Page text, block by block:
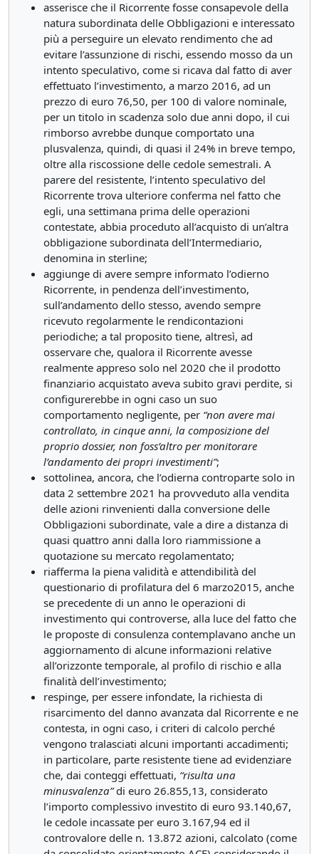
asserisce che il Ricorrente fosse consapevole della
natura subordinata delle Obbligazioni e interessato
più a perseguire un elevato rendimento che ad
evitare l’assunzione di rischi, essendo mosso da un
intento speculativo, come si ricava dal fatto di aver
effettuato l’investimento, a marzo 2016, ad un
prezzo di euro 76,50, per 100 di valore nominale,
per un titolo in scadenza solo due anni dopo, il cui
rimborso avrebbe dunque comportato una
plusvalenza, quindi, di quasi il 24% in breve tempo,
oltre alla riscossione delle cedole semestrali. A
parere del resistente, l’intento speculativo del
Ricorrente trova ulteriore conferma nel fatto che
egli, una settimana prima delle operazioni
contestate, abbia proceduto all’acquisto di un’altra
obbligazione subordinata dell’Intermediario,
denomina in sterline;
aggiunge di avere sempre informato l’odierno
Ricorrente, in pendenza dell’investimento,
sull’andamento dello stesso, avendo sempre
ricevuto regolarmente le rendicontazioni
periodiche; a tal proposito tiene, altresì, ad
osservare che, qualora il Ricorrente avesse
realmente appreso solo nel 2020 che il prodotto
finanziario acquistato aveva subito gravi perdite, si
configurerebbe in ogni caso un suo
comportamento negligente, per “non avere mai
controllato, in cinque anni, la composizione del
proprio dossier, non foss’altro per monitorare
l’andamento dei propri investimenti”;
sottolinea, ancora, che l’odierna controparte solo in
data 2 settembre 2021 ha provveduto alla vendita
delle azioni rinvenienti dalla conversione delle
Obbligazioni subordinate, vale a dire a distanza di
quasi quattro anni dalla loro riammissione a
quotazione su mercato regolamentato;
riafferma la piena validità e attendibilità del
questionario di profilatura del 6 marzo2015, anche
se precedente di un anno le operazioni di
investimento qui controverse, alla luce del fatto che
le proposte di consulenza contemplavano anche un
aggiornamento di alcune informazioni relative
all’orizzonte temporale, al profilo di rischio e alla
finalità dell’investimento;
respinge, per essere infondate, la richiesta di
risarcimento del danno avanzata dal Ricorrente e ne
contesta, in ogni caso, i criteri di calcolo perché
vengono tralasciati alcuni importanti accadimenti;
in particolare, parte resistente tiene ad evidenziare
che, dai conteggi effettuati, “risulta una
minusvalenza”di euro 26.855,13, considerato
l’importo complessivo investito di euro 93.140,67,
le cedole incassate per euro 3.167,94 ed il
controvalore delle n. 13.872 azioni, calcolato (come